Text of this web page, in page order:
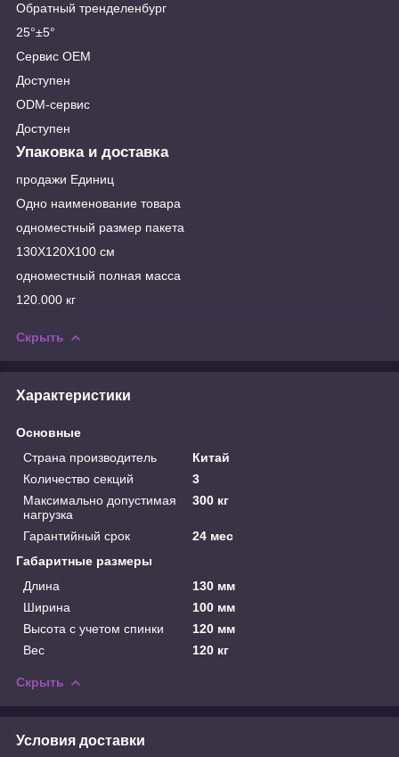
Обратный тренделенбург
25°±5°
Сервис OEM
Доступен
ODM-сервис
Доступен
Упаковка и доставка
продажи Единиц
Одно наименование товара
одноместный размер пакета
130X120X100 см
одноместный полная масса
120.000 кг
Скрыть
Характеристики
Основные
Страна производитель
Китай
Количество секций
3
Максимально допустимая
нагрузка
300 кг
Гарантийный срок
24 мес
Габаритные размеры
Длина
130 мм
Ширина
100 мм
Высота с учетом спинки
120 мм
Вес
120 кг
Скрыть
Условия доставки